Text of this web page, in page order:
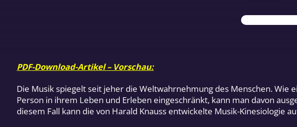
1
Menge
PDF-Download-Artikel – Vorschau:
Die Musik spiegelt seit jeher die Weltwahrnehmung des Menschen.
Person in ihrem Leben und Erleben eingeschränkt, kann man davon
diesem Fall kann die von Harald Knauss entwickelte Musik-Kinesiologie